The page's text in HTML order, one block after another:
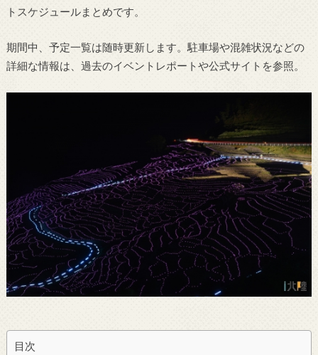
トスケジュールまとめです。
期間中、予定一覧は随時更新します。駐車場や混雑状況などの
詳細な情報は、過去のイベントレポートや公式サイトを参照。
目次